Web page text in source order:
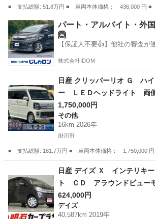
付）
■ 支払総額: 51.8万円 ■ 車両本体価格： 436,000 円
静岡 富士市 デイズ
パート・アルバイト・外
🙆
【保証人不要👍】他社の審査が
株式会社IDOM
日産 クリッパーリオ Ｇ ハ
ー ＬＥＤヘッドライト 両
ア オートステップ 革巻き
トエアコン シートヒーター
ル 衝突被害軽減ブレーキ
1,750,000円
その他
16km 2026年
掛川市
■ 支払総額: 181.7万円 ■ 車両本体価格： 1,750,000
その他
日産 デイズ Ｘ インテリキ
ト ＣＤ アラウンドビュー
ミラー オートエアコン アイ
（車検整備付）
624,000円
デイズ
40,587km 2019年